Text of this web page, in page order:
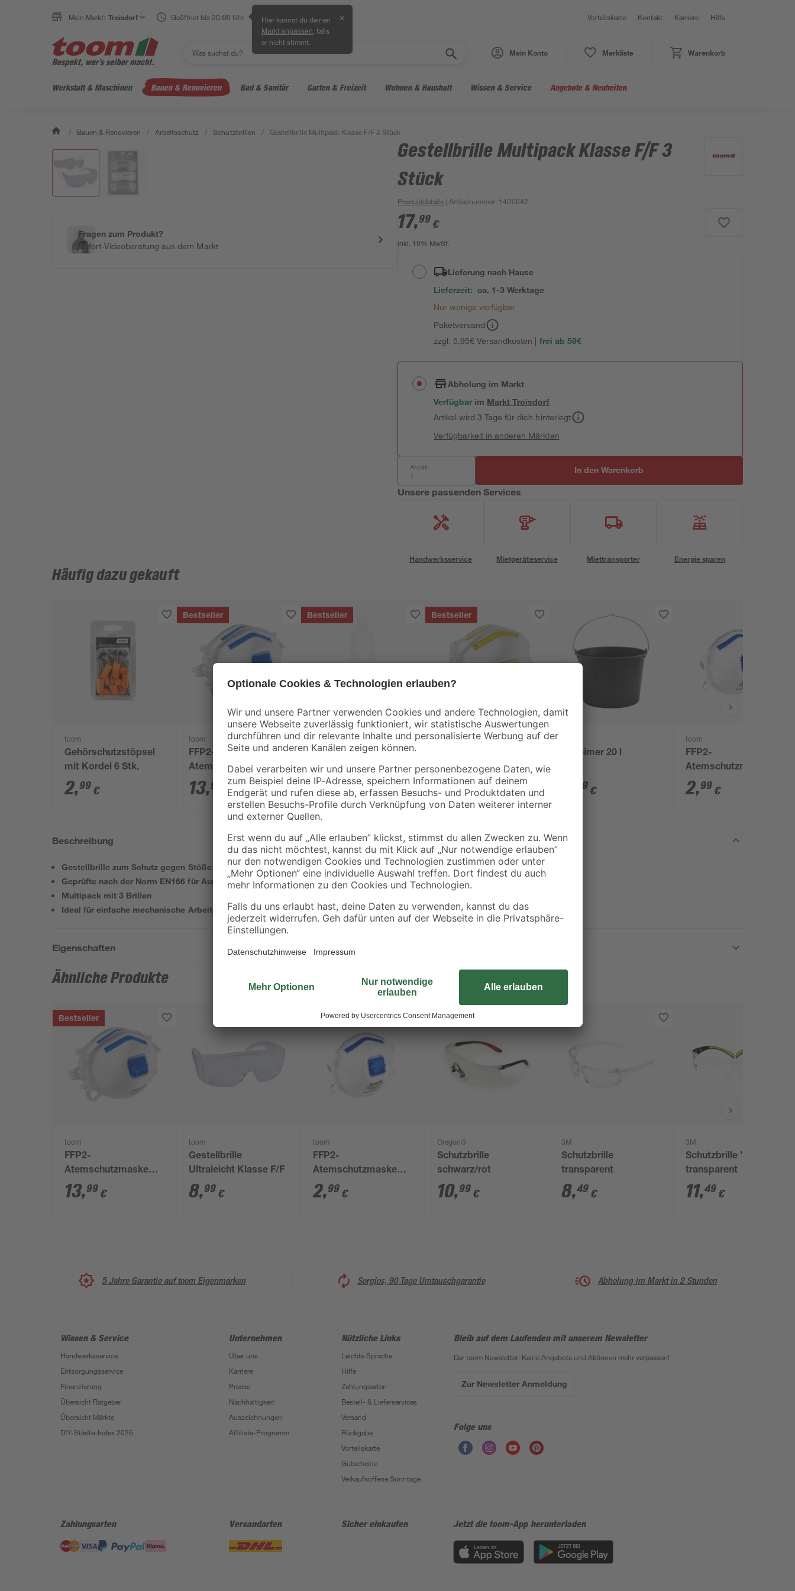
Mein Markt: Troisdorf Geöffnet bis 20:00 Uhr Hier kannst du deinen
Markt anpassen , falls
er nicht stimmt.
✕ Vorteilskarte Kontakt Karriere Hilfe
Mein Konto Merkliste Warenkorb
Werkstatt & Maschinen Bauen & Renovieren Bad & Sanitär Garten & Freizeit Wohnen & Haushalt Wissen & Service Angebote & Neuheiten
/ Bauen & Renovieren / Arbeitsschutz / Schutzbrillen / Gestellbrille Multipack Klasse F/F 3 Stück
Fragen zum Produkt?
Sofort-Videoberatung aus dem Markt
Gestellbrille Multipack Klasse F/F 3
Stück
Produktdetails | Artikelnummer: 1400642
17,99 €
inkl. 19% MwSt.
Lieferung nach Hause
Lieferzeit: ca. 1-3 Werktage
Nur wenige verfügbar
Paketversand
zzgl. 5,95€ Versandkosten | frei ab 59€
Abholung im Markt
Verfügbar im MarktTroisdorf
Artikel wird 3 Tage für dich hinterlegt
Verfügbarkeit in anderen Märkten
Anzahl: In den Warenkorb
Unsere passenden Services
Handwerksservice Mietgeräteservice Miettransporter Energie sparen
Häufig dazu gekauft
toom
Gehörschutzstöpsel
mit Kordel 6 Stk.
2,99 €
Bestseller
toom
FFP2-
Atemschutzmaske
mit Ventil, 5 Stück
13,99 €
Bestseller
toom
Einweg-Maler-Overall,
L - XL
6,49 €
Bestseller
toom
Atemschutzmaske
mit Ventil, 5 Stück
12,99€
Baueimer 20 l
99 €
toom
FFP2-
Atemschutzmaske
mit Ventil, 1 Stück
2,99 €
Beschreibung
Gestellbrille zum Schutz gegen Stöße niedriger Energie
Geprüfte nach der Norm EN166 für Augenschutz
Multipack mit 3 Brillen
Ideal für einfache mechanische Arbeiten wie Bohren, Sägen, usw.
Eigenschaften
Ähnliche Produkte
Bestseller
toom
FFP2-
Atemschutzmaske
mit Ventil, 5 Stück
13,99 €
toom
Gestellbrille
Ultraleicht Klasse F/F
8,99 €
toom
FFP2-
Atemschutzmaske
mit Ventil, 1 Stück
2,99 €
Oregon®
Schutzbrille
schwarz/rot
10,99 €
3M
Schutzbrille
transparent
8,49 €
3M
Schutzbrille 'SF400'
transparent
11,49 €
5 Jahre Garantie auf toom Eigenmarken Sorglos, 90 Tage Umtauschgarantie Abholung im Markt in 2 Stunden
Wissen & Service
Handwerksservice
Entsorgungsservice
Finanzierung
Übersicht Ratgeber
Übersicht Märkte
DIY-Städte-Index 2026
Unternehmen
Über uns
Karriere
Presse
Nachhaltigkeit
Auszeichnungen
Affiliate-Programm
Nützliche Links
Leichte Sprache
Hilfe
Zahlungsarten
Bestell- & Lieferservices
Versand
Rückgabe
Vorteilskarte
Gutscheine
Verkaufsoffene Sonntage
Bleib auf dem Laufenden mit unserem Newsletter
Der toom Newsletter: Keine Angebote und Aktionen mehr verpassen!
Zur Newsletter Anmeldung
Folge uns
Zahlungsarten Versandarten Sicher einkaufen Jetzt die toom-App herunterladen